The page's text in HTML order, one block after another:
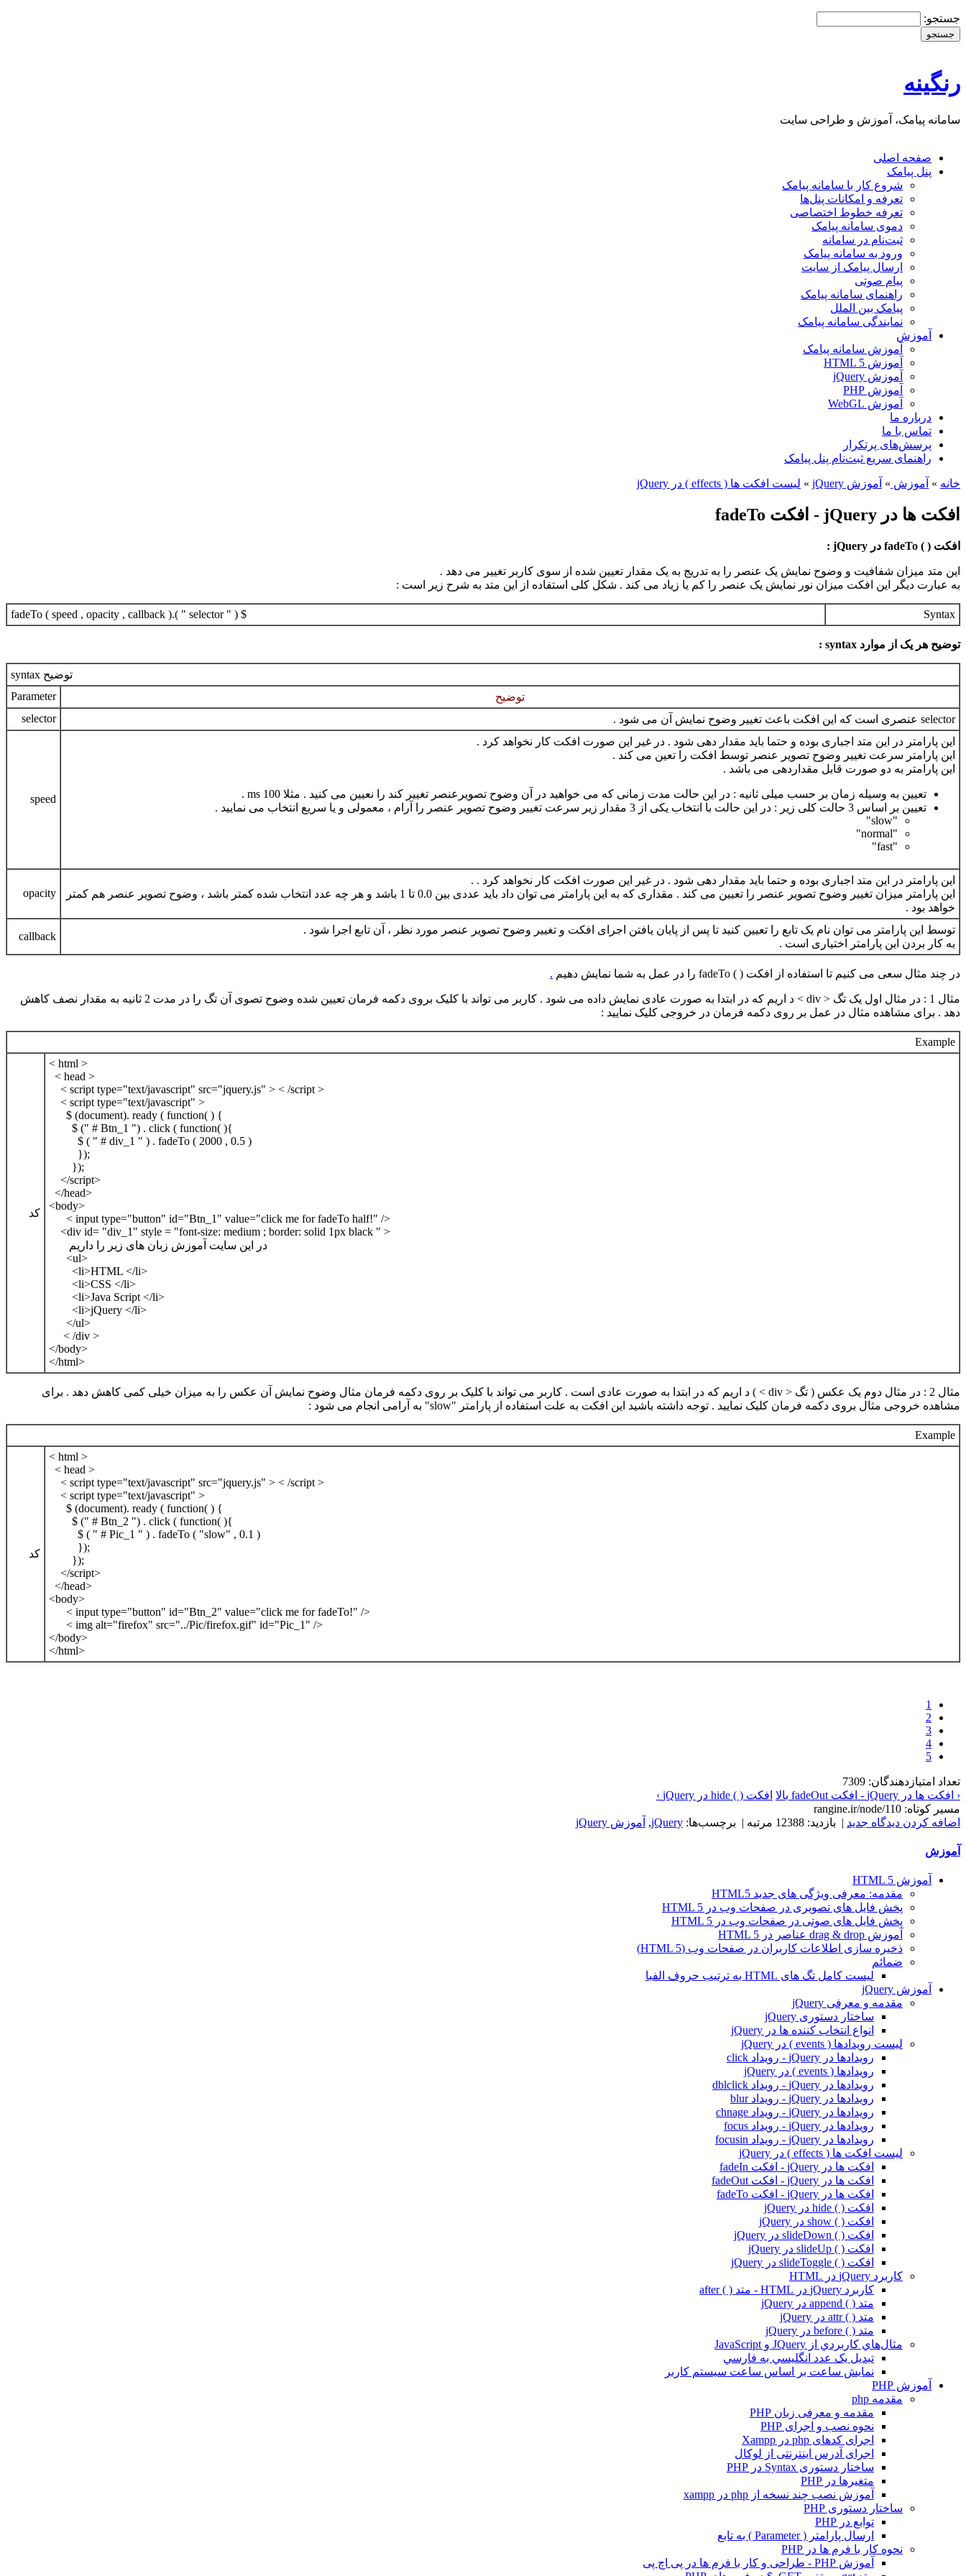
جستجو:
رنگینه
سامانه پیامک، آموزش و طراحی سایت
صفحه اصلی
پنل پيامک
شروع کار با سامانه پيامک
تعرفه و امکانات پنل‌ها
تعرفه خطوط اختصاصی
دموی سامانه پیامک
ثبت‌نام در سامانه
ورود به سامانه پيامک
ارسال پيامک از سايت
پیام صوتی
راهنمای سامانه پیامک
پیامک بین الملل
نمایندگی سامانه پیامک
آموزش
آموزش سامانه پیامک
آموزش HTML 5
آموزش jQuery
آموزش PHP
آموزش WebGL
درباره ما
تماس با ما
پرسش‌های پرتکرار
راهنمای سریع ثبت‌نام پنل پیامک
خانه » آموزش » آموزش jQuery » لیست افکت ها ( effects ) در jQuery
افکت ها در jQuery - افکت fadeTo
افکت ( ) fadeTo در jQuery :
این متد میزان شفافیت و وضوح نمایش یک عنصر را به تدریج به یک مقدار تعیین شده از سوی کاربر تغییر می دهد .
به عبارت دیگر این افکت میزان نور نمایش یک عنصر را کم یا زیاد می کند . شکل کلی استفاده از این متد به شرح زیر است :
Syntax
$ ( " selector " ).fadeTo ( speed , opacity , callback )
توضیح هر یک از موارد syntax :
syntax توضیح
توضیح
Parameter
selector عنصری است که این افکت باعث تغییر وضوح نمایش آن می شود .
selector
این پارامتر در این متد اجباری بوده و حتما باید مقدار دهی شود . در غیر این صورت افکت کار نخواهد کرد .
این پارامتر سرعت تغییر وضوح تصویر عنصر توسط افکت را تعین می کند .
این پارامتر به دو صورت قابل مقداردهی می باشد .
تعیین به وسیله زمان بر حسب میلی ثانیه : در این حالت مدت زمانی که می خواهید در آن وضوح تصویرعنصر تغییر کند را نعیین می کنید . مثلا 100 ms .
تعیین بر اساس 3 حالت کلی زیر : در این حالت با انتخاب یکی از 3 مقدار زیر سرعت تغییر وضوح تصویر عنصر را آرام ، معمولی و یا سریع انتخاب می نمایید .
"slow"
"normal"
"fast"
speed
این پارامتر در این متد اجباری بوده و حتما باید مقدار دهی شود . در غیر این صورت افکت کار نخواهد کرد . .
این پارامتر میزان تغییر وضوح تصویر عنصر را تعیین می کند . مقداری که به این پارامتر می توان داد باید عددی بین 0.0 تا 1 باشد و هر چه عدد انتخاب شده کمتر باشد ، وضوح تصویر عنصر هم کمتر
خواهد بود .
opacity
توسط این پارامتر می توان نام یک تابع را تعیین کنید تا پس از پایان یافتن اجرای افکت و تغییر وضوح تصویر عنصر مورد نظر ، آن تابع اجرا شود .
به کار بردن این پارامتر اختیاری است .
callback
در چند مثال سعی می کنیم تا استفاده از افکت ( ) fadeTo را در عمل به شما نمایش دهیم .
مثال 1
: در مثال اول یک تگ < div > د اریم که در ابتدا به صورت عادی نمایش داده می شود . کاربر می تواند با کلیک بروی دکمه فرمان تعیین شده وضوح تصوی آن تگ را در مدت 2 ثانیه به مقدار نصف کاهش
دهد . برای مشاهده مثال در عمل بر روی دکمه فرمان در خروجی کلیک نمایید :
Example
< html >
< head >
< script type="text/javascript" src="jquery.js" > < /script >
< script type="text/javascript" >
$ (document). ready ( function( ) {
$ (" # Btn_1 ") . click ( function( ){
$ ( " # div_1 " ) . fadeTo ( 2000 , 0.5 )
});
});
</script>
</head>
<body>
< input type="button" id="Btn_1" value="click me for fadeTo half!" />
<div id= "div_1" style = "font-size: medium ; border: solid 1px black " >
در این سایت آموزش زبان های زیر را داریم
<ul>
<li>HTML </li>
<li>CSS </li>
<li>Java Script </li>
<li>jQuery </li>
</ul>
< /div >
</body>
</html>
کد
مثال 2
: در مثال دوم یک عکس ( تگ < div > ) د اریم که در ابتدا به صورت عادی است . کاربر می تواند با کلیک بر روی دکمه فرمان مثال وضوح نمایش آن عکس را به میزان خیلی کمی کاهش دهد . برای
مشاهده خروجی مثال بروی دکمه فرمان کلیک نمایید . توجه داشته باشید این افکت به علت استفاده از پارامتر "slow" به آرامی انجام می شود :
Example
< html >
< head >
< script type="text/javascript" src="jquery.js" > < /script >
< script type="text/javascript" >
$ (document). ready ( function( ) {
$ (" # Btn_2 ") . click ( function( ){
$ ( " # Pic_1 " ) . fadeTo ( "slow" , 0.1 )
});
});
</script>
</head>
<body>
< input type="button" id="Btn_2" value="click me for fadeTo!" />
< img alt="firefox" src="../Pic/firefox.gif" id="Pic_1" />
</body>
</html>
کد
1
2
3
4
5
تعداد امتیازدهندگان: 7309
‹ افکت ها در jQuery - افکت fadeOut
بالا افکت ( ) hide در jQuery ›
مسیر کوتاه: rangine.ir/node/110
اضافه کردن دیدگاه جدید | بازدید: 12388 مرتبه | برچسب‌ها: jQuery
, آموزش jQuery
آموزش
آموزش HTML 5
مقدمه: معرفی ویژگی های جدید HTML5
پخش فایل های تصویری در صفحات وب در HTML 5
پخش فایل های صوتی در صفحات وب در HTML 5
آموزش drag & drop عناصر در HTML 5
ذخیره سازی اطلاعات کاربران در صفحات وب (HTML 5)
ضمائم
لیست کامل تگ های HTML به ترتيب حروف الفبا
آموزش jQuery
مقدمه و معرفی jQuery
ساختار دستوری jQuery
انواع انتخاب کننده ها در jQuery
لیست رویدادها ( events ) در jQuery
رویدادها در jQuery - رویداد click
رویدادها ( events ) در jQuery
رویدادها در jQuery - رویداد dblclick
رویدادها در jQuery - رویداد blur
رویدادها در jQuery - رویداد chnage
رویدادها در jQuery - رویداد focus
رویدادها در jQuery - رویداد focusin
لیست افکت ها ( effects ) در jQuery
افکت ها در jQuery - افکت fadeIn
افکت ها در jQuery - افکت fadeOut
افکت ها در jQuery - افکت fadeTo
افکت ( ) hide در jQuery
افکت ( ) show در jQuery
افکت ( ) slideDown در jQuery
افکت ( ) slideUp در jQuery
افکت ( ) slideToggle در jQuery
کاربرد jQuery در HTML
کاربرد jQuery در HTML - متد ( ) after
متد ( ) append در jQuery
متد ( ) attr در jQuery
متد ( ) before در jQuery
مثال‌هاي کاربردي از JQuery و JavaScript
تبديل يک عدد انگليسي به فارسي
نمايش ساعت بر اساس ساعت سيستم کاربر
آموزش PHP
مقدمه php
مقدمه و معرفی زبان PHP
نحوه نصب و اجرای PHP
اجرای کدهای php در Xampp
اجرای آدرس اینترنتی از لوکال
ساختار دستوری Syntax در PHP
متغیرها در PHP
آموزش نصب چند نسخه از php در xampp
ساختار دستوری PHP
توابع در PHP
ارسال پارامتر ( Parameter ) به تابع
نحوه کار با فرم ها در PHP
آموزش PHP - طراحی و کار با فرم ها در پی اچ پی